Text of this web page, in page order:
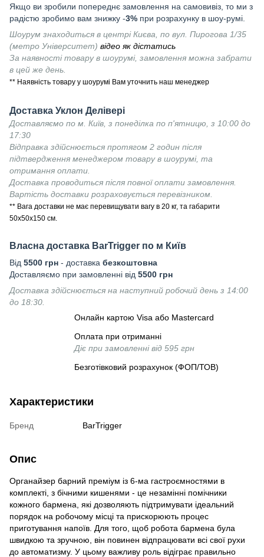
Якщо ви зробили попереднє замовлення на самовивіз, то ми з
радістю зробимо вам знижку -3% при розрахунку в шоу-румі.
Шоурум знаходиться в центрі Києва, по вул. Пирогова 1/35
(метро Університет) відео як дістатись
За наявності товару в шоурумі, замовлення можна забрати
в цей же день.
** Наявність товару у шоурумі Вам уточнить наш менеджер
Доставка Уклон Делівері
Доставляємо по м. Київ, з понеділка по п'ятницю, з 10:00 до
17:30
Відправка здійснюється протягом 2 годин після
підтвердження менеджером товару в шоурумі, та
отримання оплати.
Доставка проводиться після повної оплати замовлення.
Вартість доставки розраховується перевізником.
** Вага доставки не має перевищувати вагу в 20 кг, та габарити
50х50х150 см.
Власна доставка BarTrigger по м Київ
Від 5500 грн - доставка безкоштовна
Доставляємо при замовленні від 5500 грн
Доставка здійснюється на наступний робочий день з 14:00
до 18:30.
Онлайн картою Visa або Mastercard
Оплата при отриманні
Діє при замовленні від 595 грн
Безготівковий розрахунок (ФОП/ТОВ)
Характеристики
Бренд BarTrigger
Опис
Органайзер барний преміум із 6-ма гастроємностями в
комплекті, з бічними кишенями - це незамінні помічники
кожного бармена, які дозволяють підтримувати ідеальний
порядок на робочому місці та прискорюють процес
приготування напоїв. Для того, щоб робота бармена була
швидкою та зручною, він повинен відпрацювати всі свої рухи
до автоматизму. У цьому важливу роль відіграє правильно